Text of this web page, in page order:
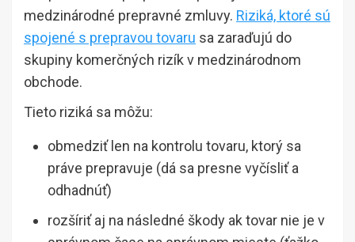
medzinárodné prepravné zmluvy. Riziká, ktoré sú
spojené s prepravou tovaru sa zaraďujú do
skupiny komerčných rizík v medzinárodnom
obchode.
Tieto riziká sa môžu:
obmedziť len na kontrolu tovaru, ktorý sa
práve prepravuje (dá sa presne vyčísliť a
odhadnúť)
rozšíriť aj na následné škody ak tovar nie je v